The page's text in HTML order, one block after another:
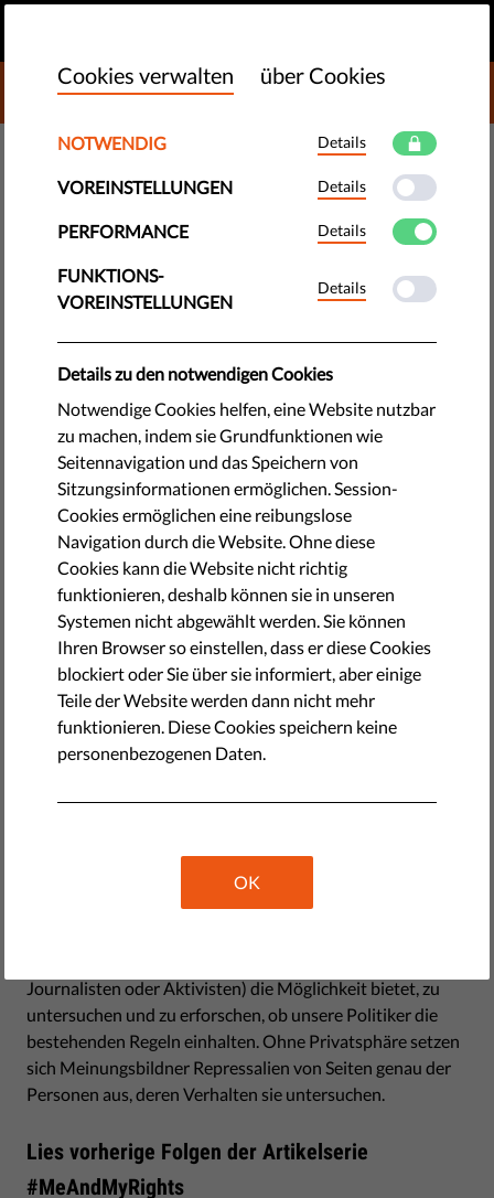
DONATE TO LIBERTIES
TECHNOLOGIE & RECHTE
MeAndMyRights:
Massenüberwachung,
Privatsphäre und Demokratie
In dieser Reihe haben wir viel über Massenüberwachung,
Privatsphäre und Demokratie gelernt. Aber wie passen die
by Israel Butler
Dezember 28, 2017
Die letzten Artikel dieser Reihe waren ein wenig
theoretisch. Ich habe versucht zu erklären, wie wichtig der
Schutz der Privatsphäre für die Demokratie ist, nämlich
aus zwei Gründen. Erstens, weil er es uns ermöglicht, neue
Regeln zu schaffen, was ich als Soziale Innovation
bezeichnet habe. Soziale Innovation beruht auf dem
Schutz der Privatsphäre, denn ohne Privatsphäre
unterliegen wir der sozialen Kontrolle und zögern,
Mehrheitsmeinungen zu kritisieren oder zu missachten.
Die Privatsphäre erlaubt es Meinungsbildnern (wie
darüber zu entwickeln, wie wir unser Zusammenleben
Öffentlichkeit, diese Ideen frei vom Urteil anderer zu
bewerten. So entwickeln sich unsere gesellschaftlichen
Sitten und Gebräuche im Laufe der Zeit. Der zweite Grund,
Journalisten oder Aktivisten) die Möglichkeit bietet, zu
untersuchen und zu erforschen, ob unsere Politiker die
bestehenden Regeln einhalten. Ohne Privatsphäre setzen
sich Meinungsbildner Repressalien von Seiten genau der
Personen aus, deren Verhalten sie untersuchen.
Lies vorherige Folgen der Artikelserie
#MeAndMyRights
Cookies verwalten über Cookies
NOTWENDIG Details
VOREINSTELLUNGEN Details
PERFORMANCE Details
FUNKTIONS-
VOREINSTELLUNGEN
Details
Details zu den notwendigen Cookies
Notwendige Cookies helfen, eine Website nutzbar
zu machen, indem sie Grundfunktionen wie
Seitennavigation und das Speichern von
Sitzungsinformationen ermöglichen. Session-
Cookies ermöglichen eine reibungslose
Navigation durch die Website. Ohne diese
Cookies kann die Website nicht richtig
funktionieren, deshalb können sie in unseren
Systemen nicht abgewählt werden. Sie können
Ihren Browser so einstellen, dass er diese Cookies
blockiert oder Sie über sie informiert, aber einige
Teile der Website werden dann nicht mehr
funktionieren. Diese Cookies speichern keine
personenbezogenen Daten.
OK